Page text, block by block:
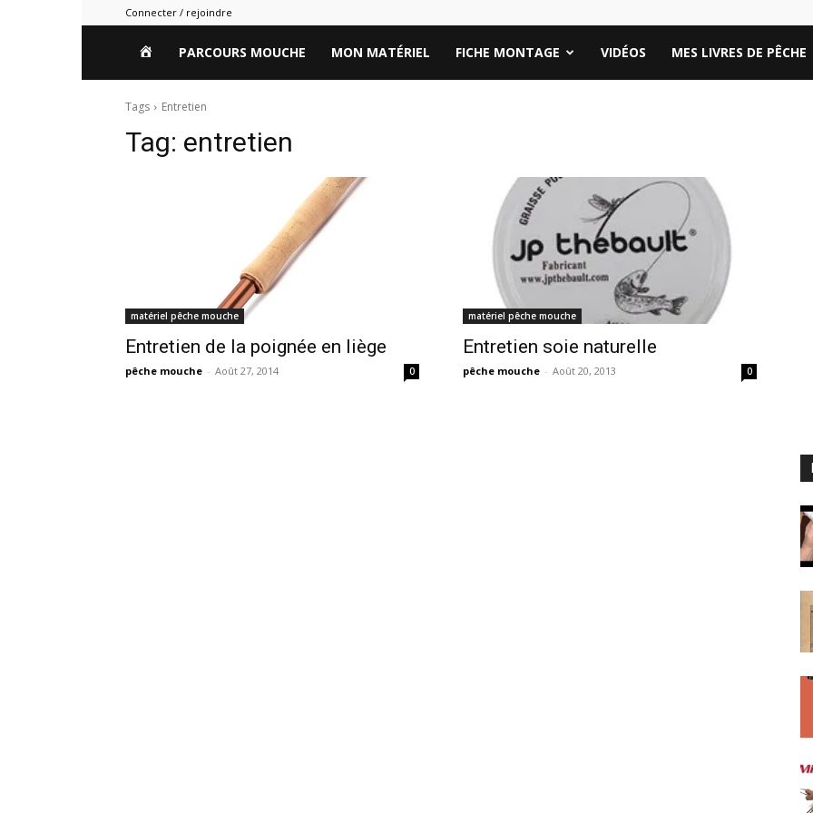
Connecter / rejoindre
HOMEPARCOURS MOUCHE MON MATÉRIEL FICHE MONTAGE VIDÉOS MES LIVRES DE PÊCHE
Tags Entretien
Tag: entretien
matériel pêche mouche
Entretien de la poignée en liège
pêche mouche - Août 27, 2014 0
matériel pêche mouche
Entretien soie naturelle
pêche mouche - Août 20, 2013 0